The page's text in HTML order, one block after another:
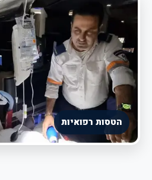
הטסות רפואיות